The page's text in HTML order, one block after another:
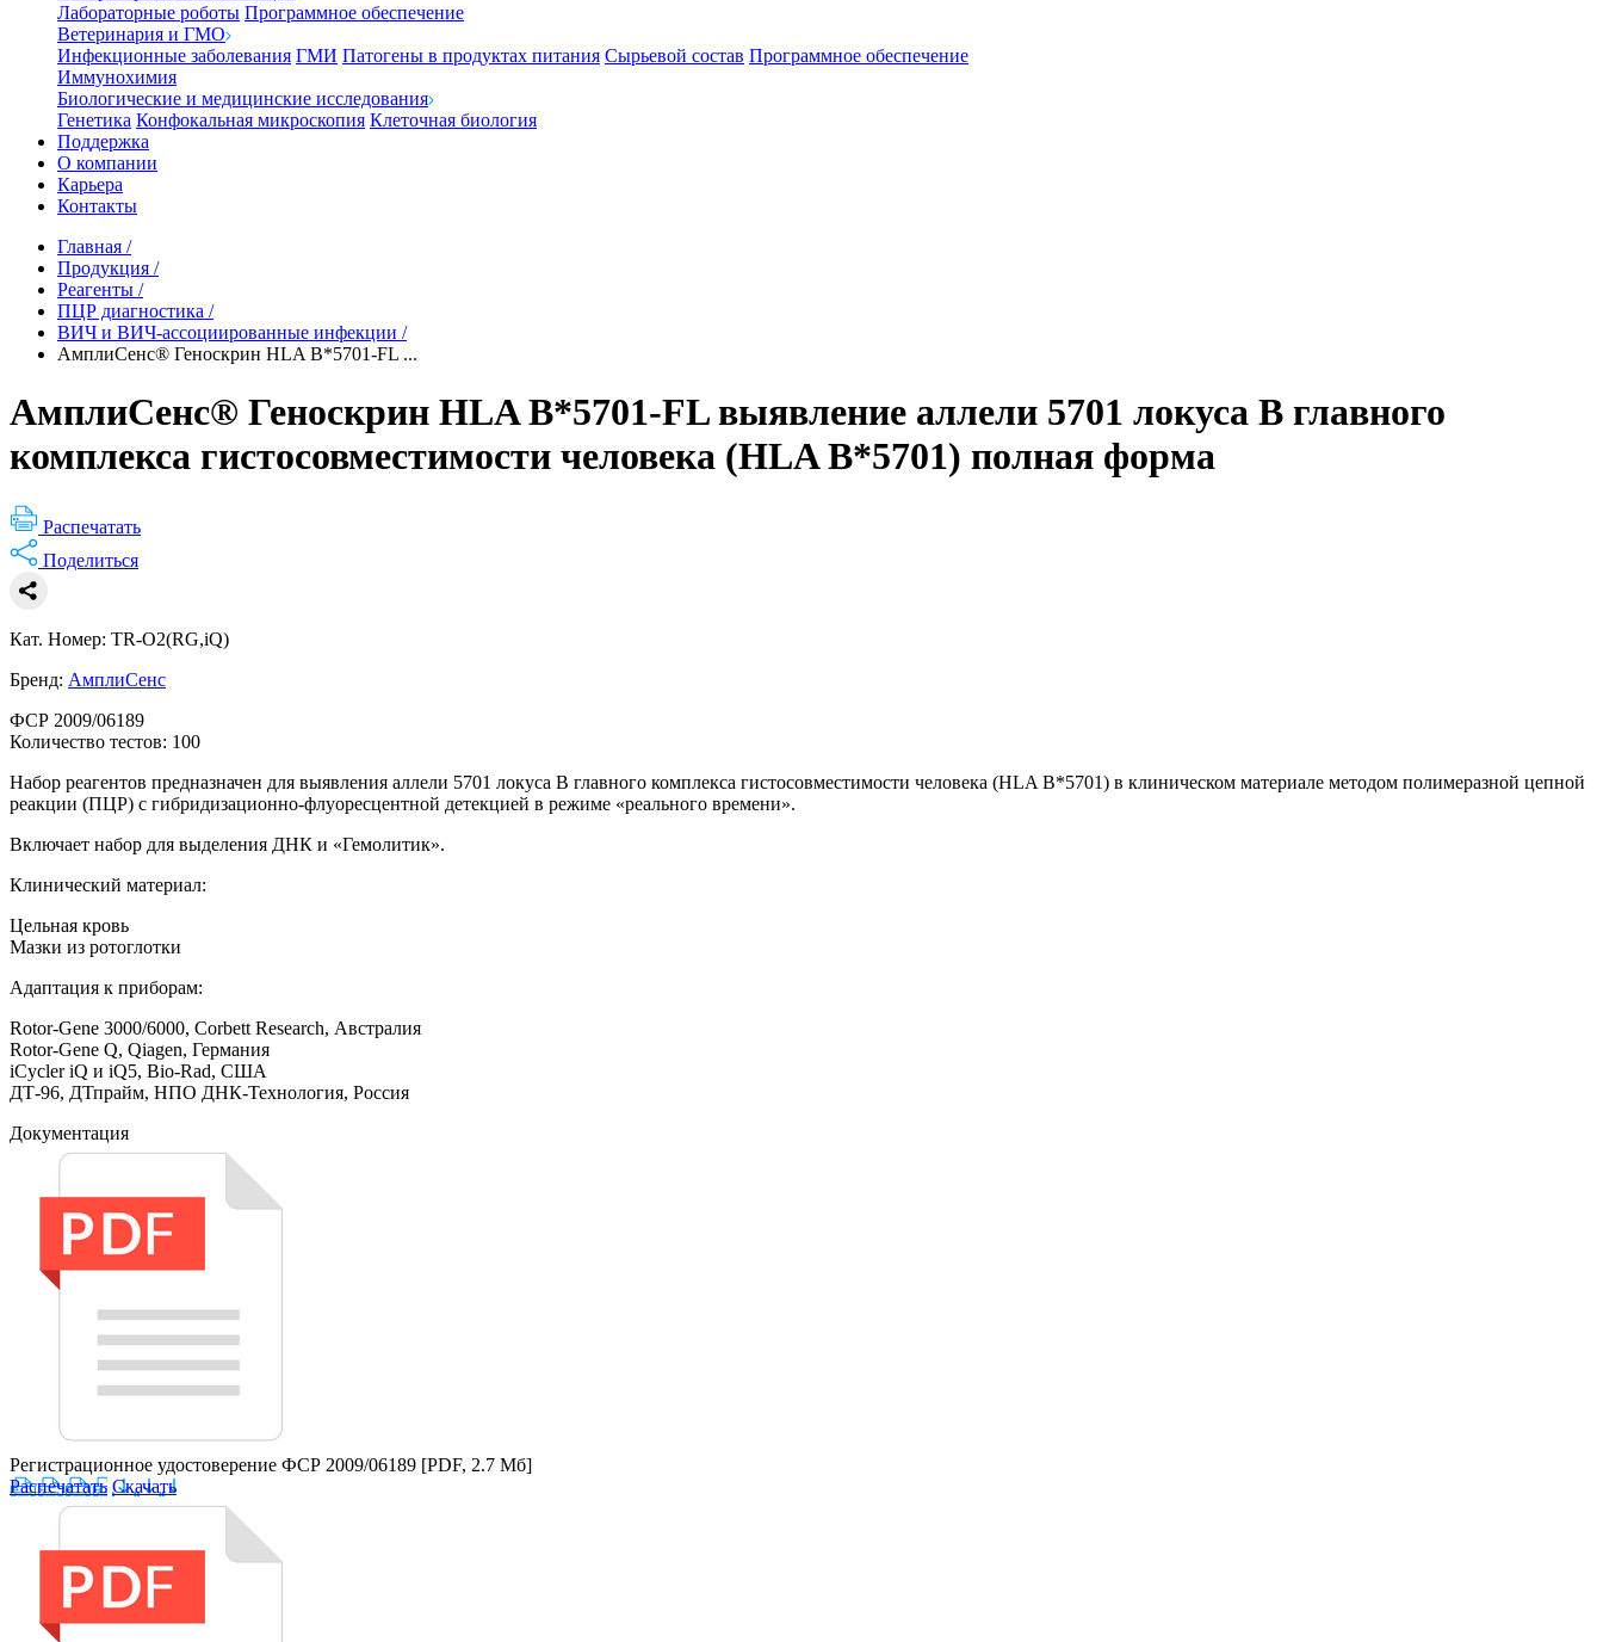
Лабораторные роботы Программное обеспечение
Ветеринария и ГМО
Инфекционные заболевания ГМИ Патогены в продуктах питания Сырьевой состав Программное обеспечение
Иммунохимия
Биологические и медицинские исследования
Генетика Конфокальная микроскопия Клеточная биология
Поддержка
О компании
Карьера
Контакты
Главная /
Продукция /
Реагенты /
ПЦР диагностика /
ВИЧ и ВИЧ-ассоциированные инфекции /
АмплиСенс® Геноскрин HLA B*5701-FL ...
АмплиСенс® Геноскрин HLA B*5701-FL выявление аллели 5701 локуса В главного
комплекса гистосовместимости человека (HLA B*5701) полная форма
Распечатать
Поделиться
Кат. Номер: TR-O2(RG,iQ)
Бренд: АмплиСенс
ФСР 2009/06189
Количество тестов: 100
Набор реагентов предназначен для выявления аллели 5701 локуса В главного комплекса гистосовместимости человека (HLA B*5701) в клиническом материале методом полимеразной цепной
реакции (ПЦР) с гибридизационно-флуоресцентной детекцией в режиме «реального времени».
Включает набор для выделения ДНК и «Гемолитик».
Клинический материал:
Цельная кровь
Мазки из ротоглотки
Адаптация к приборам:
Rotor-Gene 3000/6000, Corbett Research, Австралия
Rotor-Gene Q, Qiagen, Германия
iCycler iQ и iQ5, Bio-Rad, США
ДТ-96, ДТпрайм, НПО ДНК-Технология, Россия
Документация
Регистрационное удостоверение ФСР 2009/06189 [PDF, 2.7 Мб]
Распечатать Скачать